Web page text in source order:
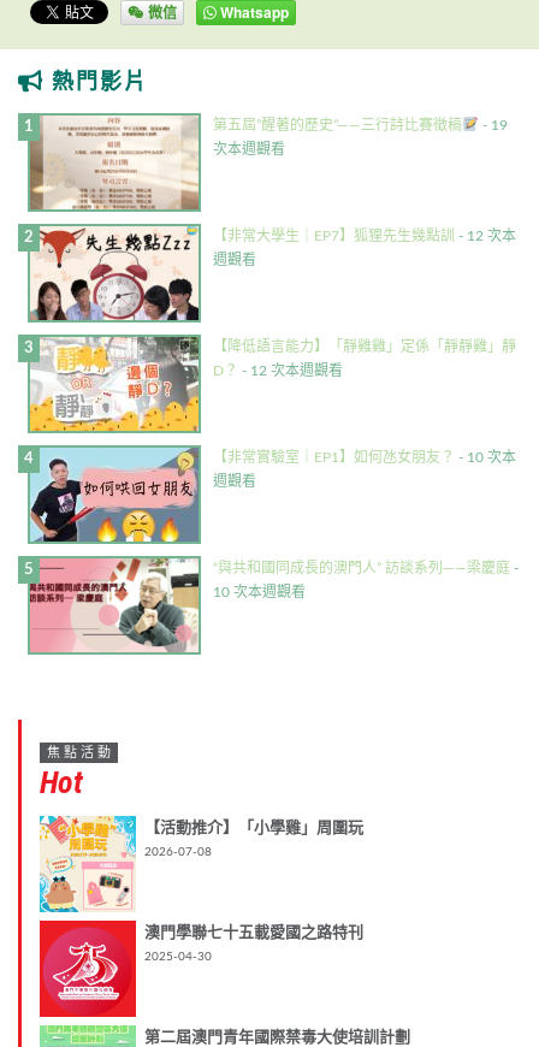
微信 Whatsapp
熱門影片
第五屆”醒著的歷史”——三行詩比賽徵稿
- 19
次本週觀看
【非常大學生｜EP7】狐狸先生幾點訓 - 12 次本
週觀看
【降低語言能力】「靜雞雞」定係「靜靜雞」靜
D？ - 12 次本週觀看
【非常實驗室｜EP1】如何氹女朋友？ - 10 次本
週觀看
“與共和國同成長的澳門人” 訪談系列——梁慶庭 -
10 次本週觀看
焦點活動
Hot
【活動推介】「小學雞」周圍玩
2026-07-08
澳門學聯七十五載愛國之路特刊
2025-04-30
第二屆澳門青年國際禁毒大使培訓計劃